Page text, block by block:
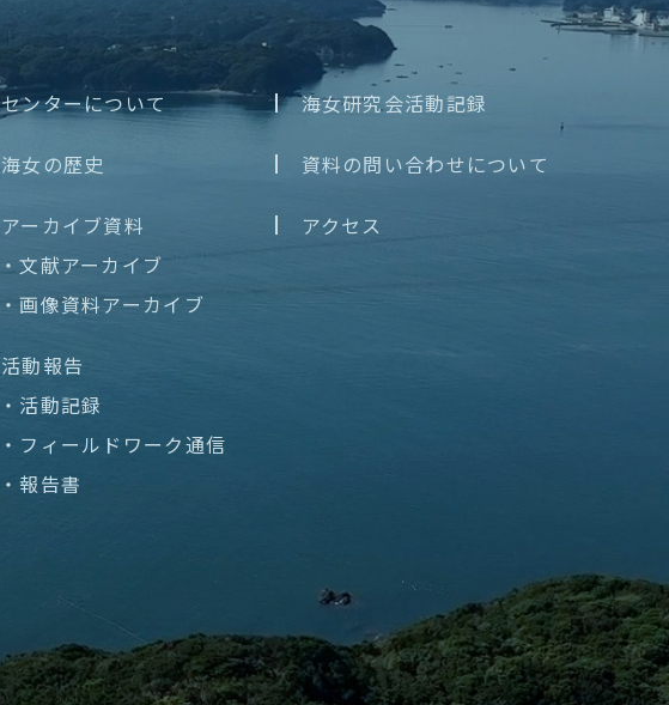
センターについて
海女の歴史
アーカイブ資料
・文献アーカイブ
・画像資料アーカイブ
活動報告
・活動記録
・フィールドワーク通信
・報告書
海女研究会活動記録
資料の問い合わせについて
アクセス